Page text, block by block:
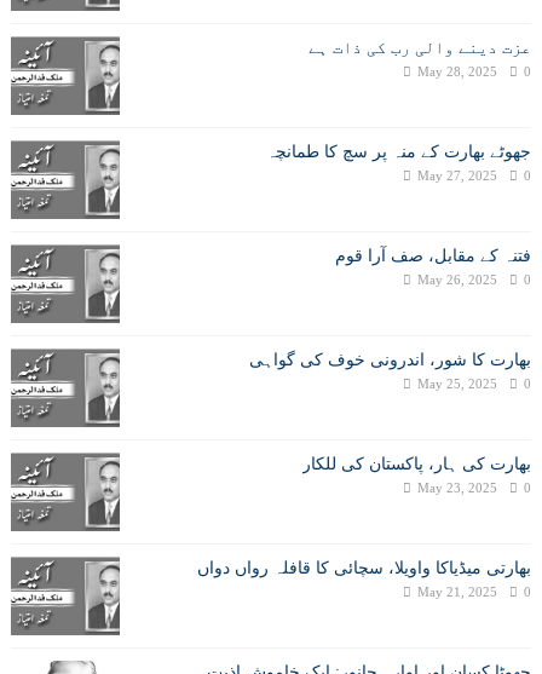
عزت دینے والی رب کی ذات ہے
May 28, 2025 0
جھوٹے بھارت کے منہ پر سچ کا طمانچہ
May 27, 2025 0
فتنہ کے مقابل، صف آرا قوم
May 26, 2025 0
بھارت کا شور، اندرونی خوف کی گواہی
May 25, 2025 0
بھارت کی ہار، پاکستان کی للکار
May 23, 2025 0
بھارتی میڈیاکا واویلا، سچائی کا قافلہ رواں دواں
May 21, 2025 0